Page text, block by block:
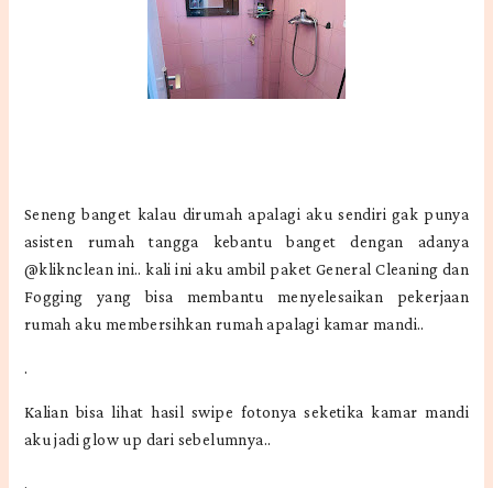
Seneng banget kalau dirumah apalagi aku sendiri gak punya
asisten rumah tangga kebantu banget dengan adanya
@kliknclean ini.. kali ini aku ambil paket General Cleaning dan
Fogging yang bisa membantu menyelesaikan pekerjaan
rumah aku membersihkan rumah apalagi kamar mandi..
.
Kalian bisa lihat hasil swipe fotonya seketika kamar mandi
aku jadi glow up dari sebelumnya..
.